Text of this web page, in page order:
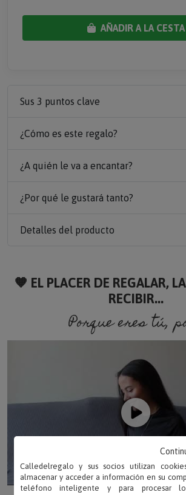
AÑADIR A LA CESTA
Sus 3 puntos clave
¿Cómo es este regalo?
¿A quién le va a encantar?
¿Por qué le gustará tanto?
Detalles del producto
🧡 EL PLACER DE REGALAR,
RECIBIR...
Porque eres tú,
Calledelregalo y sus socios utilizan
almacenar y acceder a información en su
teléfono inteligente y para procesar